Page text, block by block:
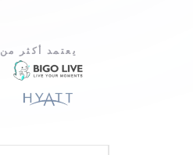
يعتمد أكثر من 6,000 عميل حول العالم على REDPRESS NEWSWIRE